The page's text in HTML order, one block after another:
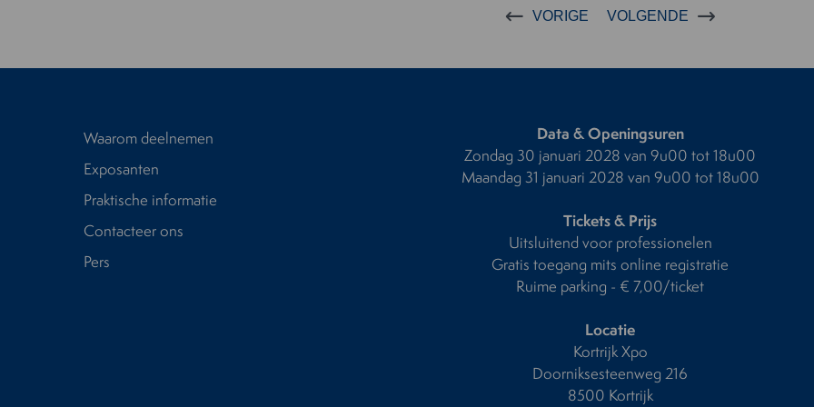
VORIGE VOLGENDE
Waarom deelnemen
Exposanten
Praktische informatie
Contacteer ons
Pers
Data & Openingsuren
Zondag 30 januari 2028 van 9u00 tot 18u00
Maandag 31 januari 2028 van 9u00 tot 18u00
Tickets & Prijs
Uitsluitend voor professionelen
Gratis toegang mits online registratie
Ruime parking - € 7,00/ticket
Locatie
Kortrijk Xpo
Doorniksesteenweg 216
8500 Kortrijk